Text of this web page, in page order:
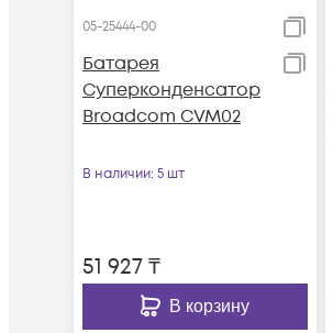
05-25444-00
Батарея
Суперконденсатор
Broadcom CVM02
В наличии: 5 шт
51 927₸
В корзину